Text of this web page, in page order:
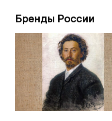
Бренды России